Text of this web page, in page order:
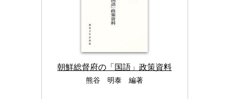
朝鮮総督府の「国語」政策資料
熊谷 明泰 編著